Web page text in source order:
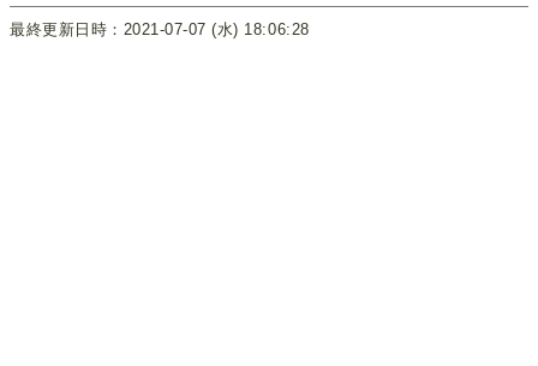
最終更新日時：2021-07-07 (水) 18:06:28